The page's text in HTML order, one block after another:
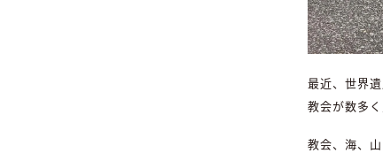
最近、世界
教会が数多
教会、海、